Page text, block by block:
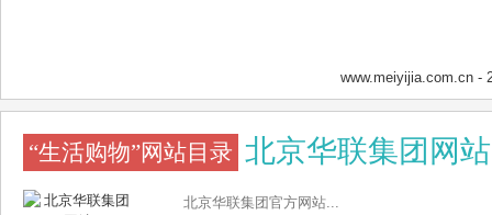
www.meiyijia.com.cn -
“生活购物”网站目录 北京华联集团网站
北京华联集团官方网站...